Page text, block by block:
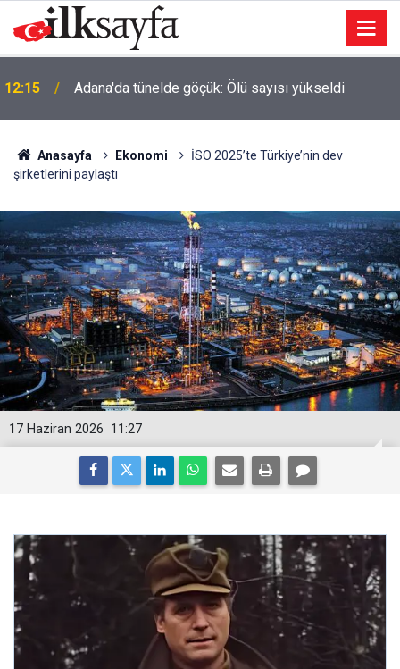
12:15 Adana'da tünelde göçük: Ölü sayısı yükseldi
Anasayfa Ekonomi
İSO 2025’te Türkiye’nin dev
şirketlerini paylaştı
11:27
17 Haziran 2026